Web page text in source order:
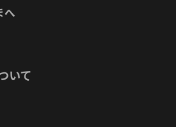
へ
いて